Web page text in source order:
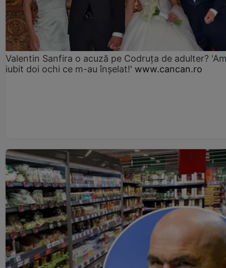
Valentin Sanfira o acuză pe Codruța de adulter?
iubit doi ochi ce m-au înșelat!' www.cancan.ro